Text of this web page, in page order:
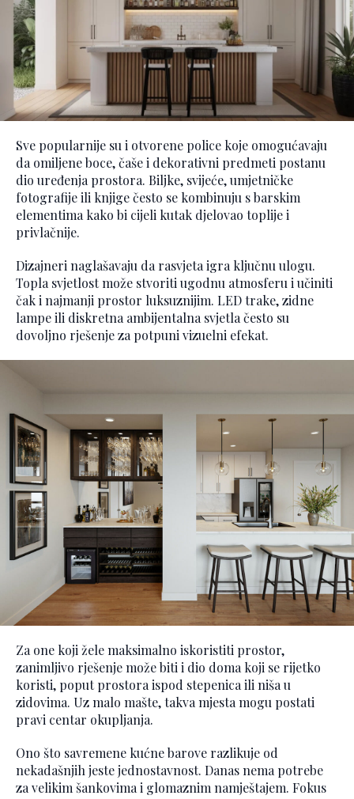
Sve popularnije su i otvorene police koje omogućavaju
da omiljene boce, čaše i dekorativni predmeti postanu
dio uređenja prostora. Biljke, svijeće, umjetničke
fotografije ili knjige često se kombinuju s barskim
elementima kako bi cijeli kutak djelovao toplije i
privlačnije.
Dizajneri naglašavaju da rasvjeta igra ključnu ulogu.
Topla svjetlost može stvoriti ugodnu atmosferu i učiniti
čak i najmanji prostor luksuznijim. LED trake, zidne
lampe ili diskretna ambijentalna svjetla često su
dovoljno rješenje za potpuni vizuelni efekat.
Za one koji žele maksimalno iskoristiti prostor,
zanimljivo rješenje može biti i dio doma koji se rijetko
koristi, poput prostora ispod stepenica ili niša u
zidovima. Uz malo mašte, takva mjesta mogu postati
pravi centar okupljanja.
Ono što savremene kućne barove razlikuje od
nekadašnjih jeste jednostavnost. Danas nema potrebe
za velikim šankovima i glomaznim namještajem. Fokus